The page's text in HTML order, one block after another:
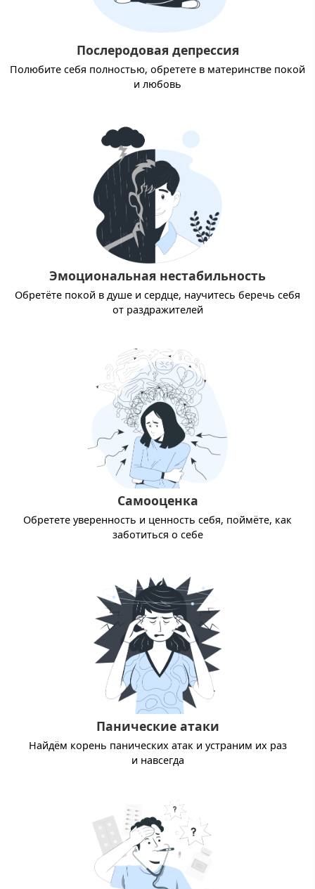
Послеродовая депрессия
Полюбите себя полностью, обретете в материнстве покой
и любовь
Эмоциональная нестабильность
Обретёте покой в душе и сердце, научитесь беречь себя
от раздражителей
Самооценка
Обретете уверенность и ценность себя, поймёте, как
заботиться о себе
Панические атаки
Найдём корень панических атак и устраним их раз
и навсегда